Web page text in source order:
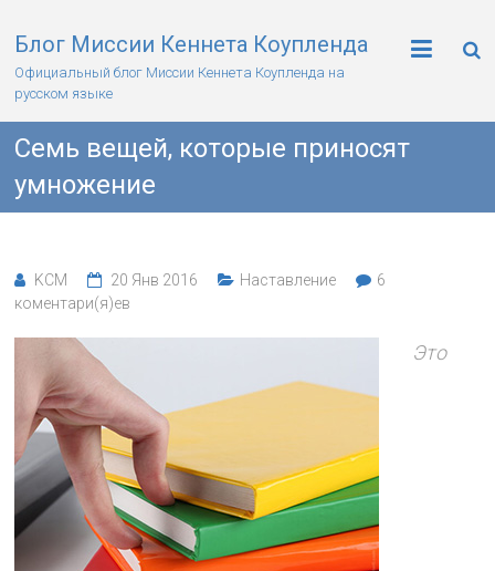
Блог Миссии Кеннета Коупленда
Официальный блог Миссии Кеннета Коупленда на
русском языке
Семь вещей, которые приносят
умножение
KCM 20 Янв 2016 Наставление
6
коментари(я)ев
Это